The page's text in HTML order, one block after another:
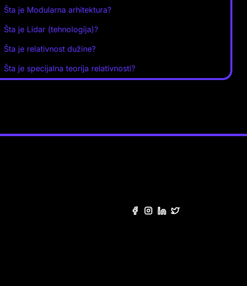
Šta je Modularna arhitektura?
Šta je Lidar (tehnologija)?
Šta je relativnost dužine?
Šta je specijalna teorija relativnosti?